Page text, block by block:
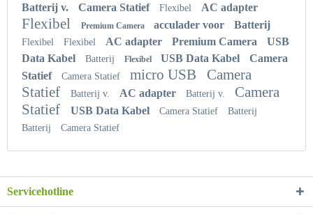
Batterij v. Camera Statief Flexibel AC adapter
Flexibel Premium Camera acculader voor Batterij
Flexibel Flexibel AC adapter Premium Camera
USB
Data Kabel
Batterij Flexibel USB Data Kabel
Camera
Statief
Camera Statief micro USB
Camera
Statief
Batterij v. AC adapter Batterij v.
Camera
Statief
USB Data Kabel Camera Statief
Batterij
Batterij
Camera Statief
Servicehotline